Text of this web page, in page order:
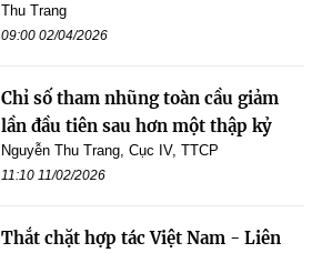
Thu Trang
09:00 02/04/2026
Chỉ số tham nhũng toàn cầu giảm
lần đầu tiên sau hơn một thập kỷ
Nguyễn Thu Trang, Cục IV, TTCP
11:10 11/02/2026
Thắt chặt hợp tác Việt Nam - Liên